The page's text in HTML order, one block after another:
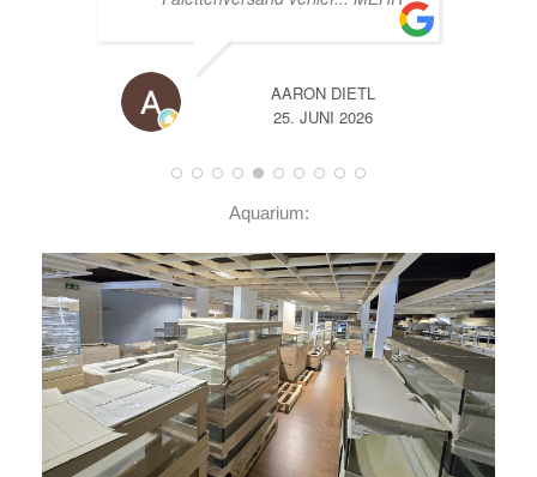
A
14. JUNI 2026
Aquarium: